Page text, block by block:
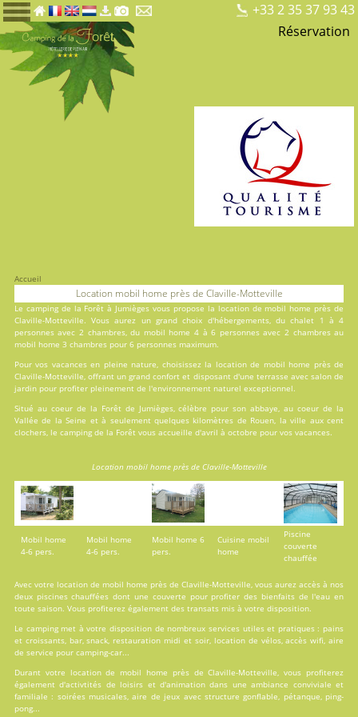
+33 2 35 37 93 43
Réservation
Accueil
Location mobil home près de Claville-Motteville
Le camping de la Forêt à Jumièges vous propose la location de mobil home près de
Claville-Motteville. Vous aurez un grand choix d'hébergements, duchalet 1 à 4
personnes avec 2 chambres, du mobil home 4 à 6 personnes avec 2 chambres au
mobil home 3 chambres pour 6 personnes maximum.
Pour vos vacances en pleine nature, choisissez la location de mobil home près de
Claville-Motteville, offrant un grand confort et disposant d'une terrasse avec salon de
jardin pour profiter pleinement de l'environnement naturel exceptionnel.
Situé au coeur de la Forêt de Jumièges, célèbre pour son abbaye, au coeur de la
Vallée de la Seine et à seulement quelques kilomètres de Rouen, la ville aux cent
clochers, le camping de la Forêt vous accueille d'avril à octobre pour vos vacances.
Location mobil home près de Claville-Motteville
Mobil home
4-6 pers.
Mobil home
4-6 pers.
Mobil home 6
pers.
Cuisine mobil
home
Piscine
couverte
chauffée
Avec votre location de mobil home près de Claville-Motteville, vous aurez accès à nos
deux piscineschauffées dont une couverte pour profiter des bienfaits de l'eau en
toute saison. Vous profiterez également des transats mis à votre disposition.
Le camping met à votre disposition de nombreux servicesutiles et pratiques : pains
et croissants, bar, snack, restauration midi et soir, location de vélos, accès wifi, aire
de service pour camping-car...
Durant votre location de mobil home près de Claville-Motteville, vous profiterez
également d'activtités de loisirs et d'animation dans une ambiance conviviale et
familiale : soirées musicales, aire de jeux avec structure gonflable, pétanque, ping-
pong...